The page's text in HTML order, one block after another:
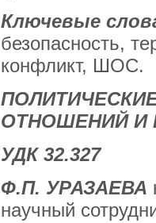
Ключевые
безопасность,
конфликт, ШОС.
ОТНОШЕНИЙ И
УДК 32.327
Ф.П. УРАЗАЕВА
научный